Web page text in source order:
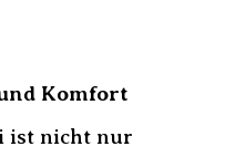
Komfort
ist nicht nur